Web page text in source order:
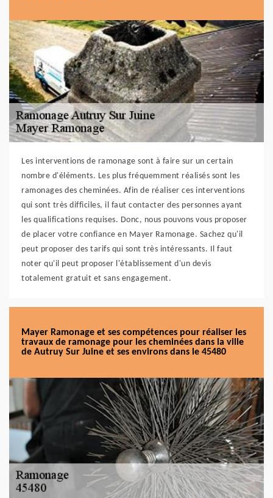
Les interventions de ramonage sont à faire sur un certain
nombre d'éléments. Les plus fréquemment réalisés sont les
ramonages des cheminées. Afin de réaliser ces interventions
qui sont très difficiles, il faut contacter des personnes ayant
les qualifications requises. Donc, nous pouvons vous proposer
de placer votre confiance en Mayer Ramonage. Sachez qu'il
peut proposer des tarifs qui sont très intéressants. Il faut
noter qu'il peut proposer l'établissement d'un devis
totalement gratuit et sans engagement.
Mayer Ramonage et ses compétences pour réaliser les
travaux de ramonage pour les cheminées dans la ville
de Autruy Sur Juine et ses environs dans le 45480